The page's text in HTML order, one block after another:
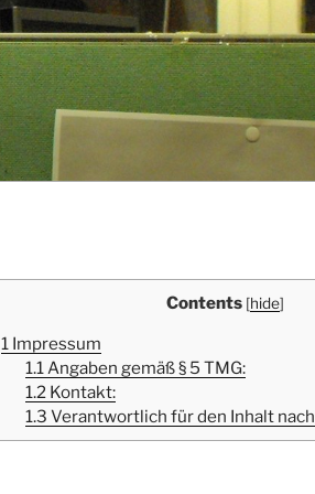
Contents [hide]
1Impressum
1.1Angaben gemäß § 5 TMG:
1.2 Kontakt:
1.3 Verantwortlich für den Inhalt nach